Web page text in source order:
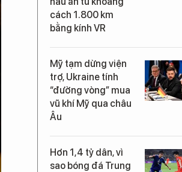
cách 1.800 km
bằng kính VR
Mỹ tạm dừng viện
trợ, Ukraine tính
“đường vòng” mua
vũ khí Mỹ qua châu
Âu
Hơn 1,4 tỷ dân, vì
sao bóng đá Trung